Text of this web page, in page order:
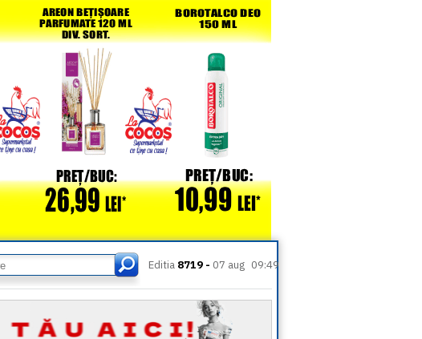
Editia 8719 - 07 aug 09:49